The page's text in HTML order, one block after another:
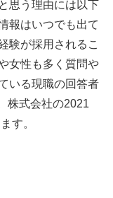
思う理由には以下
報はいつでも出て
験が採用されるこ
女性も多く質問や
いる現職の回答者
株式会社の2021
す。